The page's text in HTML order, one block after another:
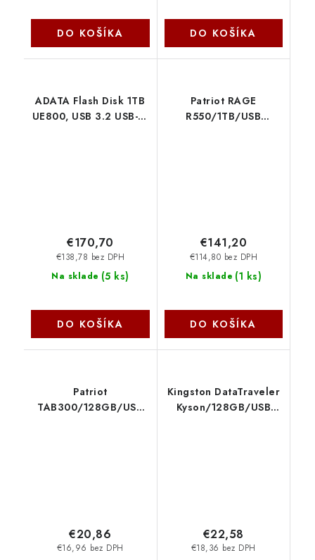
DO KOŠÍKA DO KOŠÍKA
ADATA Flash Disk 1TB
UE800, USB 3.2 USB-C,
Na sklade (5 ks)
€138,78 bez DPH
€170,70
DO KOŠÍKA
Patriot RAGE
R550/1TB/USB
Na sklade (1 ks)
€114,80 bez DPH
€141,20
DO KOŠÍKA
Patriot
TAB300/128GB/USB
€16,96 bez DPH
€20,86
Kingston DataTraveler
Kyson/128GB/USB
€18,36 bez DPH
€22,58